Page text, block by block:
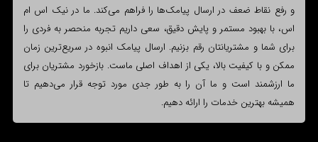
و رفع نقاط ضعف در ارسال پیامک‌ها را فراهم می‌کند. ما در نیک اس ام
اس، با بهبود مستمر و پایش دقیق، سعی داریم تجربه منحصر به فردی را
برای شما و مشتریانتان رقم بزنیم. ارسال پیامک انبوه در سریع‌ترین زمان
ممکن و با کیفیت بالا، یکی از اهداف اصلی ماست. بازخورد مشتریان برای
ما ارزشمند است و ما آن را به طور جدی مورد توجه قرار می‌دهیم تا
همیشه بهترین خدمات را ارائه دهیم.